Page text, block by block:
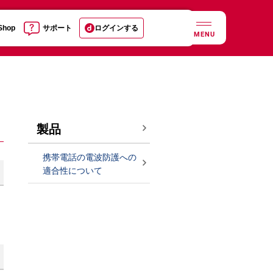
サポート ログインする
MENU
製品
携帯電話の電波防護への
適合性について